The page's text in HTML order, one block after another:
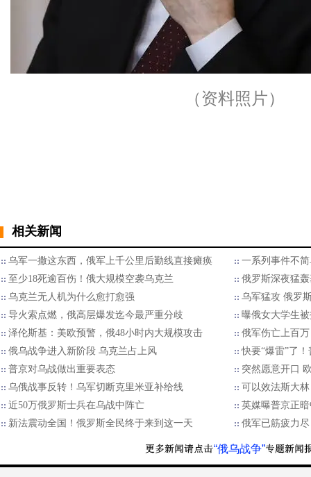
（资料照片）
相关新闻
乌军一撒这东西，俄军上千公里后勤线直接瘫痪
一系列事件不
至少18死逾百伤！俄大规模空袭乌克兰
俄罗斯深夜猛
乌克兰无人机为什么愈打愈强
乌军猛攻 俄罗
导火索点燃，俄高层爆发迄今最严重分歧
曝俄女大学生
泽伦斯基：美欧预警，俄48小时内大规模攻击
俄军伤亡上百
俄乌战争进入新阶段 乌克兰占上风
快要“爆雷”了
普京对乌战做出重要表态
突然愿意开口
乌俄战事反转！乌军切断克里米亚补给线
可以效法斯大
近50万俄罗斯士兵在乌战中阵亡
英媒曝普京正
新法震动全国！俄罗斯全民终于来到这一天
俄军已筋疲力
“俄乌战争”